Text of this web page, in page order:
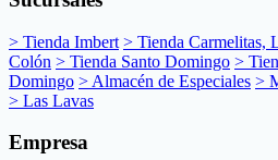
> Tienda Imbert > Tienda Carmelitas,
Colón > Tienda Santo Domingo >
Domingo > Almacén de Especiales >
> Las Lavas
Empresa